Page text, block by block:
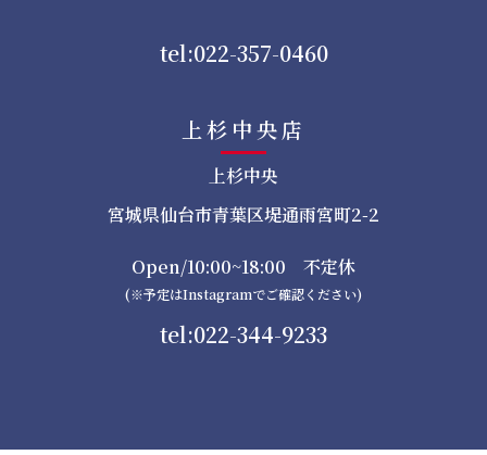
tel:022-357-0460
上杉中央店
上杉中央
宮城県仙台市青葉区堤通雨宮町2-2
Open/10:00~18:00 不定休
(※予定はInstagramでご確認ください)
tel:022-344-9233